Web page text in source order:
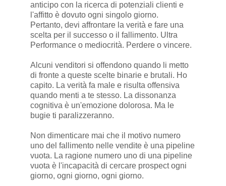
anticipo con la ricerca di potenziali clienti e
l'affitto è dovuto ogni singolo giorno.
Pertanto, devi affrontare la verità e fare una
scelta per il successo o il fallimento. Ultra
Performance o mediocrità. Perdere o vincere.
Alcuni venditori si offendono quando li metto
di fronte a queste scelte binarie e brutali. Ho
capito. La verità fa male e risulta offensiva
quando menti a te stesso. La dissonanza
cognitiva è un'emozione dolorosa. Ma le
bugie ti paralizzeranno.
Non dimenticare mai che il motivo numero
uno del fallimento nelle vendite è una pipeline
vuota. La ragione numero uno di una pipeline
vuota è l'incapacità di cercare prospect ogni
giorno, ogni giorno, ogni giorno.